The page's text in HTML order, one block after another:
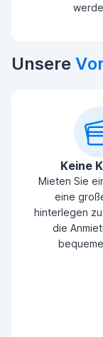
Unsere
Keine
Mieten Sie
eine
hinterlegen
die